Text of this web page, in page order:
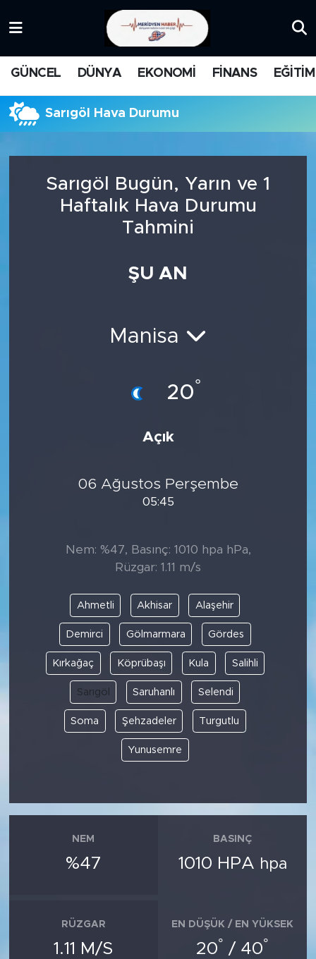
GÜNCEL DÜNYA EKONOMİ FİNANS EĞİTİM
Sarıgöl Hava Durumu
Sarıgöl Bugün, Yarın ve 1
Haftalık Hava Durumu
Tahmini
ŞU AN
Manisa
20°
Açık
06 Ağustos Perşembe
05:45
Nem: %47, Basınç: 1010 hpa hPa,
Rüzgar: 1.11 m/s
Ahmetli Akhisar Alaşehir
Demirci Gölmarmara Gördes
Kırkağaç Köprübaşı Kula Salihli
Sarıgöl Saruhanlı Selendi
Soma Şehzadeler Turgutlu
Yunusemre
NEM
%47
BASINÇ
1010 HPA hpa
RÜZGAR
1.11 M/S
EN DÜŞÜK / EN YÜKSEK
20° / 40°
FİNANS
BİLİM-TEKNOLOJİ
DİNİ
POLİTİKA
EKONOMİ
SPOR
KÜLTÜR SANAT
YAŞAM
KADIN
SİYASET
MEDYA KÖŞESİ
Süper Lig Puan Durumu ve Fikstür
Tüm Manşetler
Son Dakika Haberleri